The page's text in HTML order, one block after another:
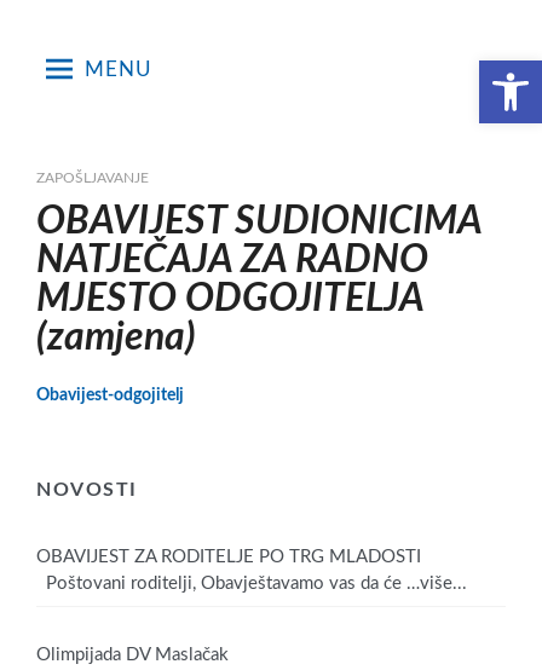
Open toolbar
MENU
ZAPOŠLJAVANJE
OBAVIJEST SUDIONICIMA
NATJEČAJA ZA RADNO
MJESTO ODGOJITELJA
(zamjena)
Obavijest-odgojitelj
NOVOSTI
OBAVIJEST ZA RODITELJE PO TRG MLADOSTI
Poštovani roditelji, Obavještavamo vas da će …više...
Olimpijada DV Maslačak